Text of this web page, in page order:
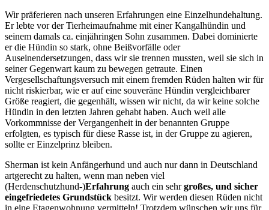
Wir präferieren nach unseren Erfahrungen eine Einzelhundehaltung.
Er lebte vor der Tierheimaufnahme mit einer Kangalhündin und
seinem damals ca. einjähringen Sohn zusammen. Dabei dominierte
er die Hündin so stark, ohne Beißvorfälle oder
Auseinendersetzungen, dass wir sie trennen mussten, weil sie sich in
seiner Gegenwart kaum zu bewegen getraute. Einen
Vergesellschaftungsversuch mit einem fremden Rüden halten wir für
nicht riskierbar, wie er auf eine souveräne Hündin vergleichbarer
Größe reagiert, die gegenhält, wissen wir nicht, da wir keine solche
Hündin in den letzten Jahren gehabt haben. Auch weil alle
Vorkommnisse der Vergangenheit in der benannten Gruppe
erfolgten, es typisch für diese Rasse ist, in der Gruppe zu agieren,
sollte er Einzelprinz bleiben.
Sherman ist kein Anfängerhund und auch nur dann in Deutschland
artgerecht zu halten, wenn man neben viel
(Herdenschutzhund-)Erfahrung auch ein sehrgroßes, und sicher
eingefriedetes Grundstück besitzt. Wir werden diesen Rüden nicht
in eine Etagenwohnung vermitteln! Trotzdem wünschen wir uns für